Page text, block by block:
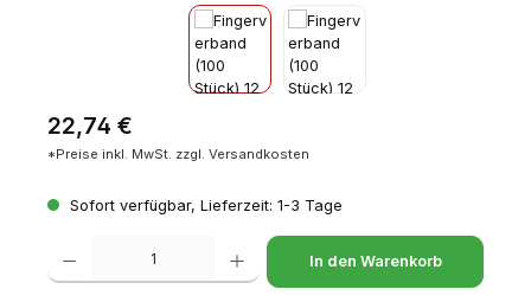
Regulärer Preis:
22,74 €
*Preise inkl. MwSt. zzgl. Versandkosten
Sofort verfügbar, Lieferzeit: 1-3 Tage
Produkt Anzahl: Gib den gewünschten Wert ein oder benutze die
In den Warenkorb